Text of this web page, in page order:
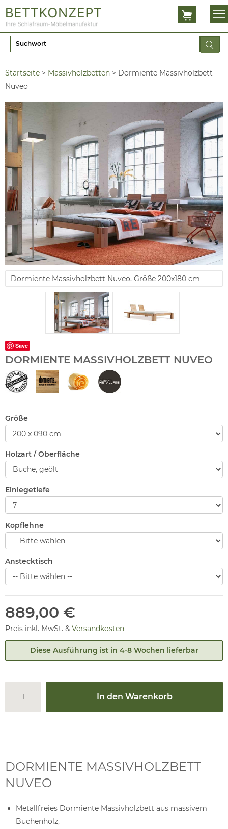
Startseite > Massivholzbetten > Dormiente Massivholzbett
Nuveo
Dormiente Massivholzbett Nuveo, Größe 200x180 cm
Save
DORMIENTE MASSIVHOLZBETT NUVEO
Größe
Holzart / Oberfläche
Einlegetiefe
Kopflehne
Anstecktisch
889,00 €
Preis inkl. MwSt. & Versandkosten
Diese Ausführung ist in 4-8 Wochen lieferbar
In den Warenkorb
DORMIENTE MASSIVHOLZBETT
NUVEO
Metallfreies Dormiente Massivholzbett aus massivem
Buchenholz,